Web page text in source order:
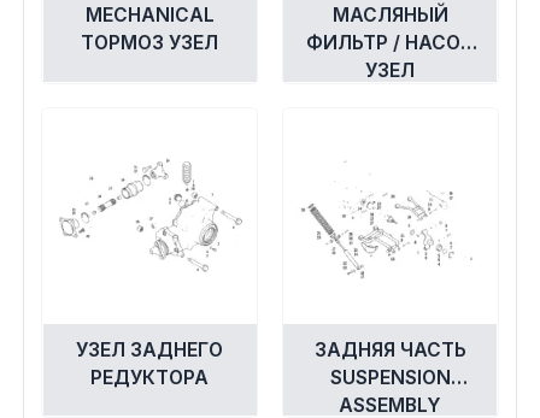
MECHANICAL
ТОРМОЗ УЗЕЛ
МАСЛЯНЫЙ
ФИЛЬТР / НАСОС
УЗЕЛ
УЗЕЛ ЗАДНЕГО
РЕДУКТОРА
ЗАДНЯЯ ЧАСТЬ
SUSPENSION
ASSEMBLY